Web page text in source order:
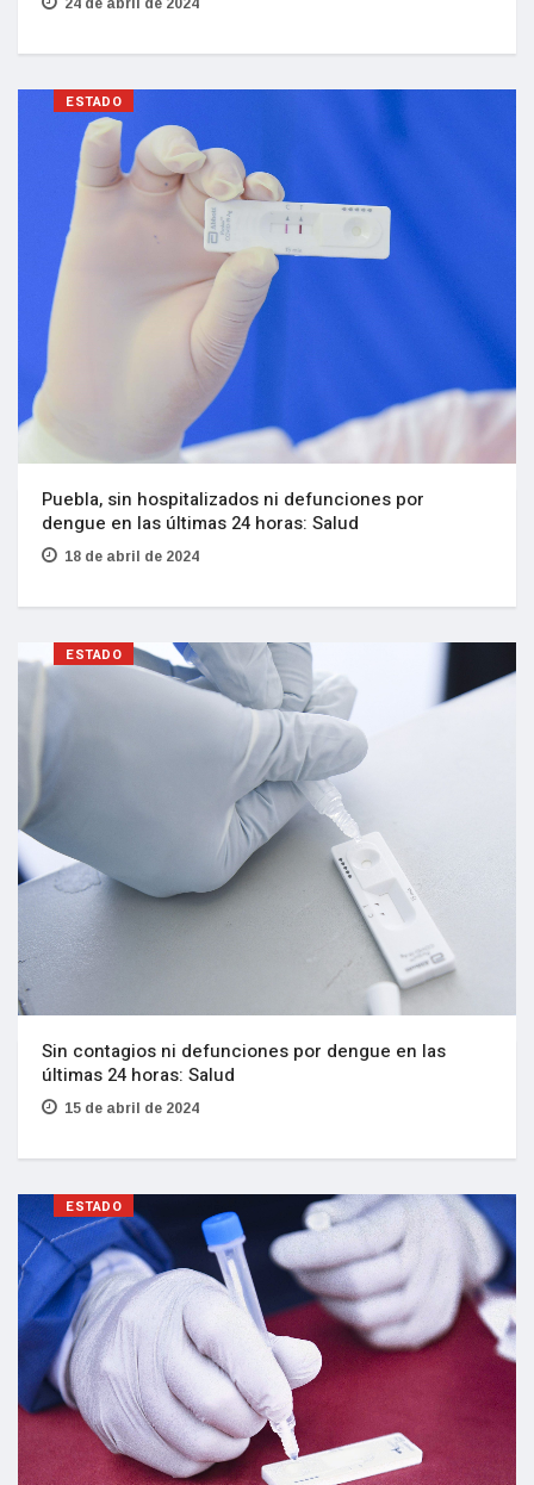
24 de abril de 2024
ESTADO
Puebla, sin hospitalizados ni defunciones por
dengue en las últimas 24 horas: Salud
18 de abril de 2024
ESTADO
Sin contagios ni defunciones por dengue en las
últimas 24 horas: Salud
15 de abril de 2024
ESTADO